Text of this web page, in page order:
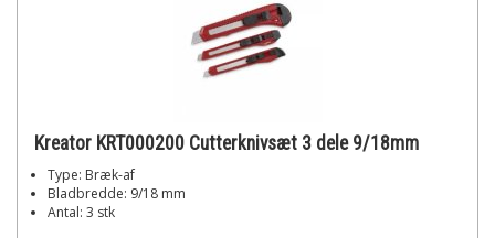
Kreator KRT000200 Cutterknivsæt 3 dele 9/18mm
Type: Bræk-af
Bladbredde: 9/18 mm
Antal: 3 stk